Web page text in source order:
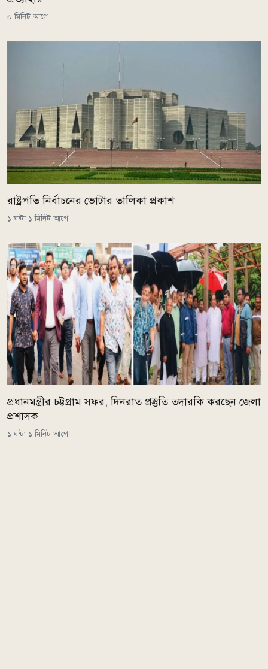
০ মিনিট আগে
রাষ্ট্রপতি নির্বাচনের ভোটার তালিকা প্রকাশ
১ ঘন্টা ১ মিনিট আগে
প্রধানমন্ত্রীর চট্টগ্রাম সফর, দিনরাত প্রস্তুতি তদারকি করছেন জেলা
প্রশাসক
১ ঘন্টা ১ মিনিট আগে